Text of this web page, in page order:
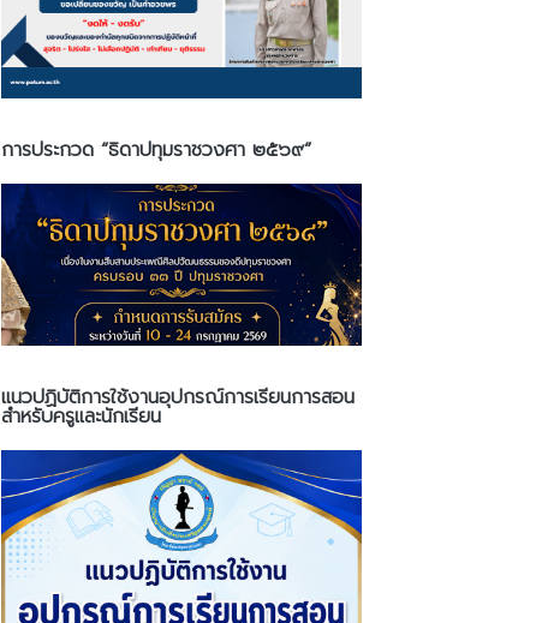
การประกวด “ธิดาปทุมราชวงศา ๒๕๖๙”
แนวปฏิบัติการใช้งานอุปกรณ์การเรียนการสอน
สำหรับครูและนักเรียน